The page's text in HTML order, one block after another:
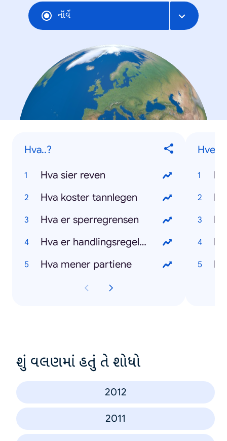
નૉર્વે
Hva..?
Hva sier reven
Hva koster tannlegen
Hva er sperregrensen
Hva er handlingsregelen
Hva mener partiene
શું વલણમાં હતું તે શોધો
2012
2011